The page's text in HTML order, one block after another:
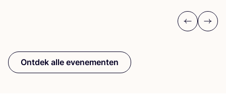
Previous
Next
Ontdek alle evenementen